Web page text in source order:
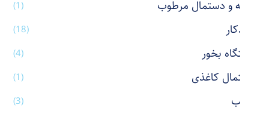
حوله و دستمال مرطوب (1)
خودکار (18)
دستگاه بخور (4)
دستمال کاغذی (1)
رژ لب (3)